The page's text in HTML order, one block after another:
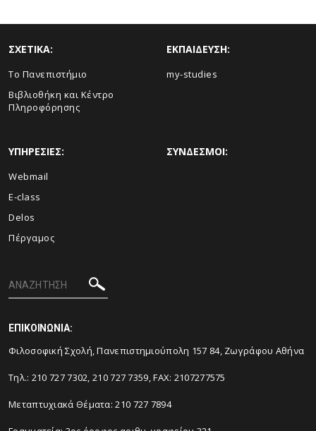
ΣΧΕΤΙΚΑ:
Το Πανεπιστήμιο
Βιβλιοθήκη και Κέντρο
Πληροφόρησης
ΕΚΠΑΙΔΕΥΣΗ:
my-studies
ΥΠΗΡΕΣΙΕΣ:
Webmail
E-class
Delos
Πέργαμος
ΣΥΝΔΕΣΜΟΙ:
ΕΠΙΚΟΙΝΩΝΙΑ:
Φιλοσοφική Σχολή, Πανεπιστημιούπολη 157 84, Ζωγράφου Αθήνα
Τηλ.: 210 727 7302, 210 727 7359, FAX: 2107277575
Μεταπτυχιακά Θέματα: 210 727 7894